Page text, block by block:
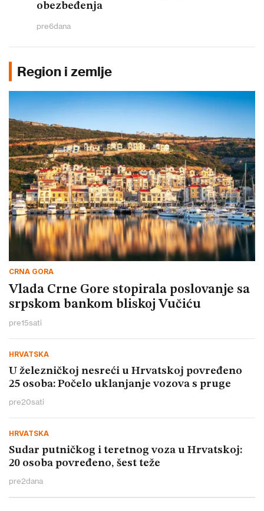
obezbeđenja
pre6dana
Region i zemlje
CRNA GORA
Vlada Crne Gore stopirala poslovanje sa
srpskom bankom bliskoj Vučiću
pre15sati
HRVATSKA
U železničkoj nesreći u Hrvatskoj povređeno
25 osoba: Počelo uklanjanje vozova s pruge
pre20sati
HRVATSKA
Sudar putničkog i teretnog voza u Hrvatskoj:
20 osoba povređeno, šest teže
pre2dana